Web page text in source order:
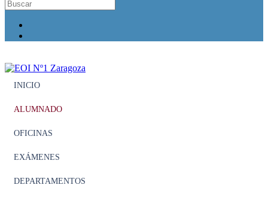
INICIO
ALUMNADO
OFICINAS
EXÁMENES
DEPARTAMENTOS